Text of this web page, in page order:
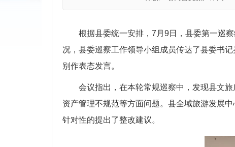
根据县委统一安排，7月9日，县委第一巡
况，县委巡察工作领导小组成员传达了县委书
别作表态发言。
会议指出，在本轮常规巡察中，发现县文
资产管理不规范等方面问题。县全域旅游发展
针对性的提出了整改建议。